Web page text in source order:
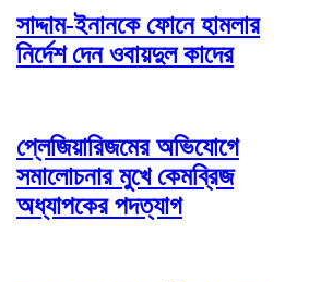
সাদ্দাম-ইনানকে ফোনে হামলার
নির্দেশ দেন ওবায়দুল কাদের
প্লেজিয়ারিজমের অভিযোগে
সমালোচনার মুখে কেমব্রিজ
অধ্যাপকের পদত্যাগ